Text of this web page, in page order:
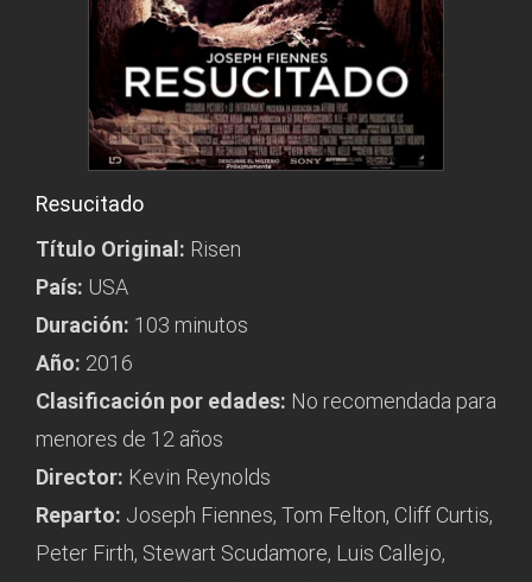
Resucitado
Título Original: Risen
País: USA
Duración: 103 minutos
Año: 2016
Clasificación por edades: No recomendada para
menores de 12 años
Director: Kevin Reynolds
Reparto: Joseph Fiennes, Tom Felton, Cliff Curtis,
Peter Firth, Stewart Scudamore, Luis Callejo,